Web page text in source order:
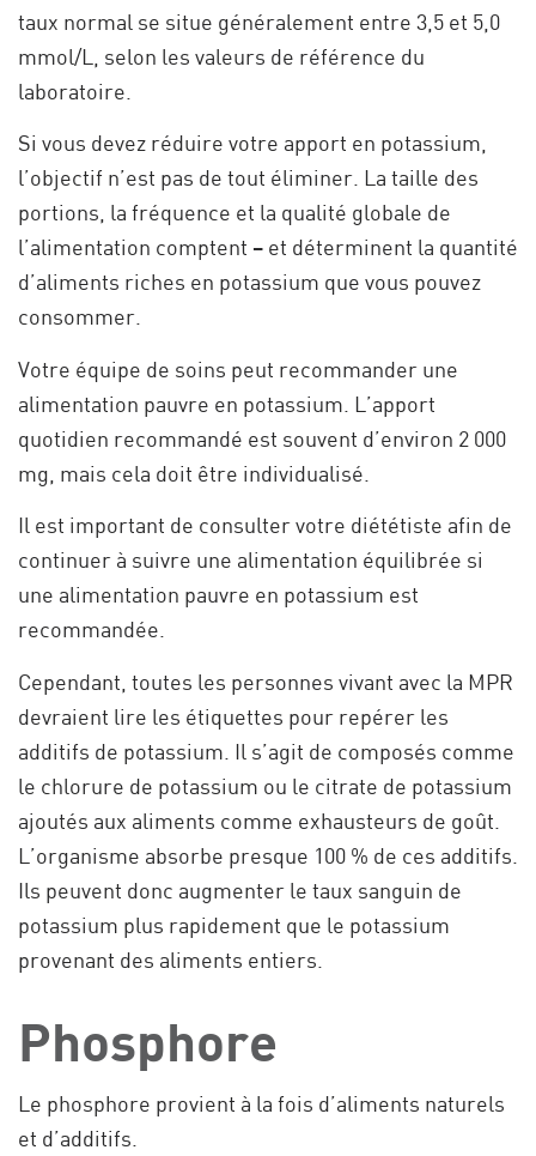
taux normal se situe généralement entre 3,5 et 5,0
mmol/L, selon les valeurs de référence du
laboratoire.
Si vous devez réduire votre apport en potassium,
l’objectif n’est pas de tout éliminer. La taille des
portions, la fréquence et la qualité globale de
l’alimentation comptent – et déterminent la quantité
d’aliments riches en potassium que vous pouvez
consommer.
Votre équipe de soins peut recommander une
alimentation pauvre en potassium. L’apport
quotidien recommandé est souvent d’environ 2 000
mg, mais cela doit être individualisé.
Il est important de consulter votre diététiste afin de
continuer à suivre une alimentation équilibrée si
une alimentation pauvre en potassium est
recommandée.
Cependant, toutes les personnes vivant avec la MPR
devraient lire les étiquettes pour repérer les
additifs de potassium. Il s’agit de composés comme
le chlorure de potassium ou le citrate de potassium
ajoutés aux aliments comme exhausteurs de goût.
L’organisme absorbe presque 100 % de ces additifs.
Ils peuvent donc augmenter le taux sanguin de
potassium plus rapidement que le potassium
provenant des aliments entiers.
Phosphore
Le phosphore provient à la fois d’aliments naturels
et d’additifs.